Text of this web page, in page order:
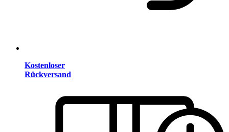
Kostenloser
Rückversand